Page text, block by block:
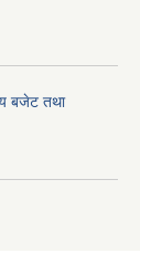
बजेट तथा